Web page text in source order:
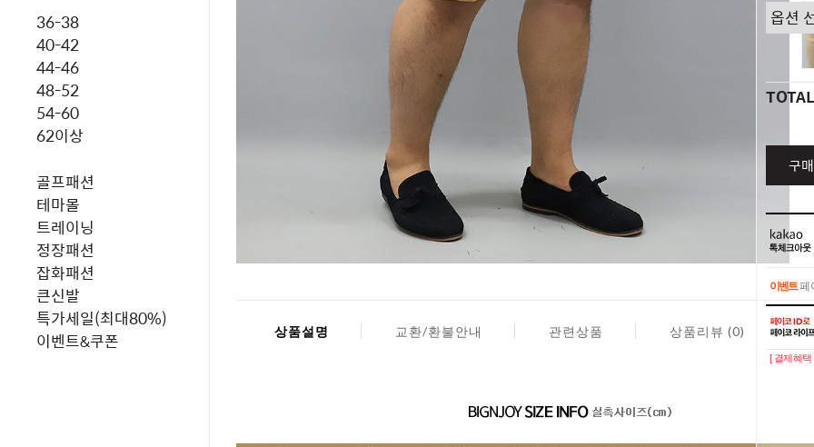
36-38
40-42
44-46
48-52
54-60
62이상
골프패션
테마몰
트레이닝
정장패션
잡화패션
큰신발
특가세일(최대80%)
이벤트&쿠폰
TOTAL
구
이벤트페
이벤트페
[ 결제혜
상품설명 교환/환불안내 관련상품 상품리뷰 (0)